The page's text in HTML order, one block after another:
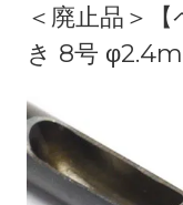
＜廃止品＞
き 8号